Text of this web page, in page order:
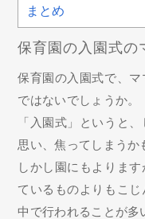
まとめ
保育園の入園式の
保育園の入園式で、
ではないでしょうか。
「入園式」というと
思い、焦ってしまうか
しかし園にもよりま
ているものよりもこ
中で行われることが多